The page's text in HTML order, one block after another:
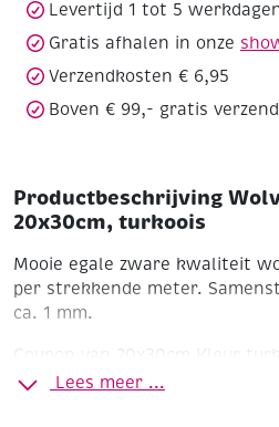
Levertijd 1 tot 5
Gratis afhalen in onze
Verzendkosten € 6,95
Boven € 99,- gratis
Productbeschrijving
20x30cm, turkoois
Mooie egale zware kwaliteit
per strekkende meter.
ca. 1 mm.
Coupon van 20x30cm
Lees meer ...